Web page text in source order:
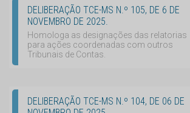
DELIBERAÇÃO TCE-MS N.º 105, DE 6 DE
NOVEMBRO DE 2025.
Homologa as designações das relatorias
para ações coordenadas com outros
Tribunais de Contas.
DELIBERAÇÃO TCE-MS N.º 104, DE 06 DE